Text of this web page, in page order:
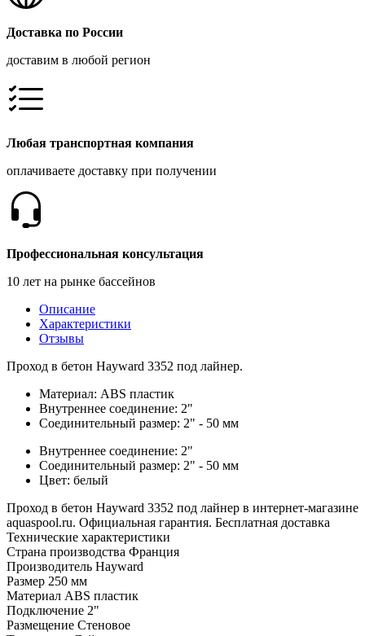
Доставка по России
доставим в любой регион
Любая транспортная компания
оплачиваете доставку при получении
Профессиональная консультация
10 лет на рынке бассейнов
Описание
Характеристики
Отзывы
Проход в бетон Hayward 3352 под лайнер.
Материал: ABS пластик
Внутреннее соединение: 2"
Соединительный размер: 2" - 50 мм
Внутреннее соединение: 2"
Соединительный размер: 2" - 50 мм
Цвет: белый
Проход в бетон Hayward 3352 под лайнер в интернет-магазине
aquaspool.ru. Официальная гарантия. Бесплатная доставка
Технические характеристики
Страна производства Франция
Производитель Hayward
Размер 250 мм
Материал ABS пластик
Подключение 2"
Размещение Стеновое